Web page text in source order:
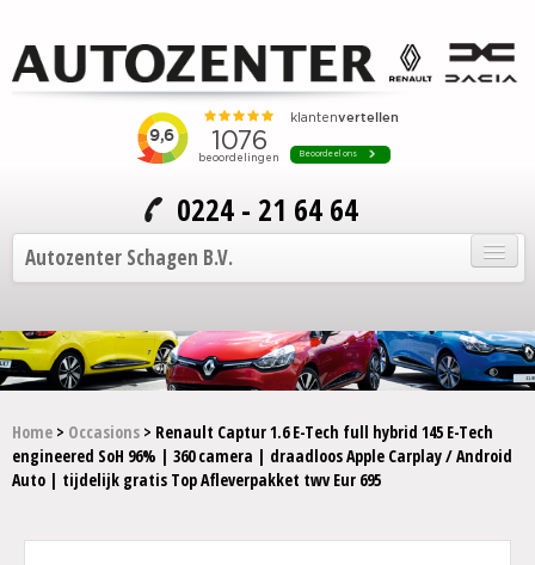
0224 - 21 64 64
Autozenter Schagen B.V.
Home
Onze auto's
Service en onderhoud
Over Autozenter
Home > Occasions > Renault Captur 1.6 E-Tech full hybrid 145 E-Tech
engineered SoH 96% | 360 camera | draadloos Apple Carplay / Android
Auto | tijdelijk gratis Top Afleverpakket twv Eur 695